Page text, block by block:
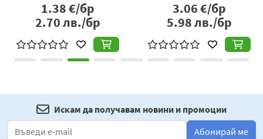
1.38€/бр
2.70лв./бр
3.06€/бр
5.98лв./бр
Искам да получавам новини и промоции
Абонирай ме